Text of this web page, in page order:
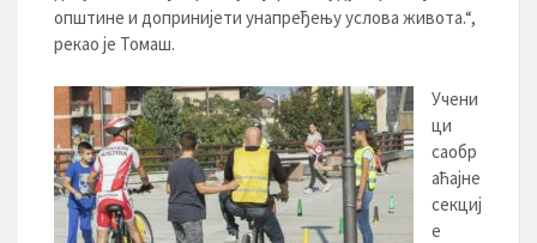
општине и допринијети унапређењу услова живота.“,
рекао је Томаш.
Учени
ци
саобр
аћајне
секциј
е